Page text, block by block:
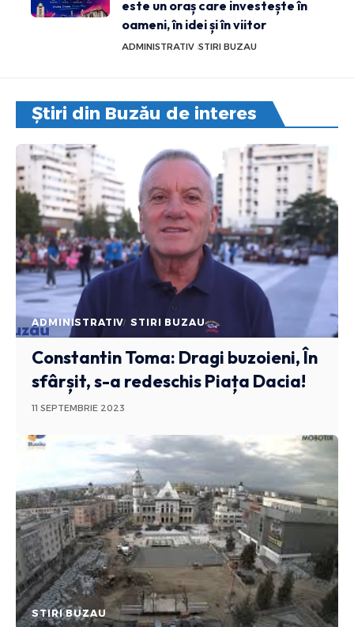
este un oraș care investește în
oameni, în idei și în viitor
ADMINISTRATIV STIRI BUZAU
Știri din Buzău de interes
ADMINISTRATIV STIRI BUZAU
Constantin Toma: Dragi buzoieni, În
sfârșit, s-a redeschis Piața Dacia!
11 SEPTEMBRIE 2023
STIRI BUZAU